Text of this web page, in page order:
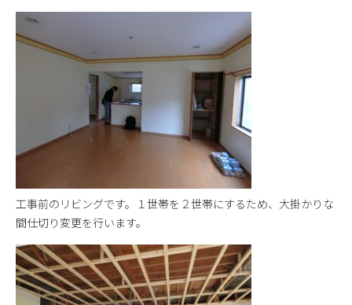
施工の流れ
よくある質問
施工ブログ
会社案内
新着情報
お問い合わせ
工事前のリビングです。１世帯を２世帯にするため、大掛かりな
間仕切り変更を行います。